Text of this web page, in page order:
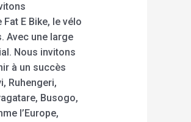
E Bike, le vélo
Avec une large
Nous invitons
à un succès
Ruhengeri,
Busogo,
l’Europe,